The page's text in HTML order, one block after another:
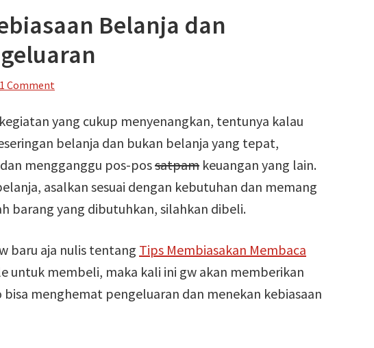
Belanja dan
1 Comment
yang cukup menyenangkan, tentunya kalau
belanja dan bukan belanja yang tepat,
mengganggu pos-possatpam keuangan yang lain.
asalkan sesuai dengan kebutuhan dan memang
barang yang dibutuhkan, silahkan dibeli.
baru aja nulis tentang Tips Membiasakan Membaca
untuk membeli, maka kali ini gw akan memberikan
menghemat pengeluaran dan menekan kebiasaan